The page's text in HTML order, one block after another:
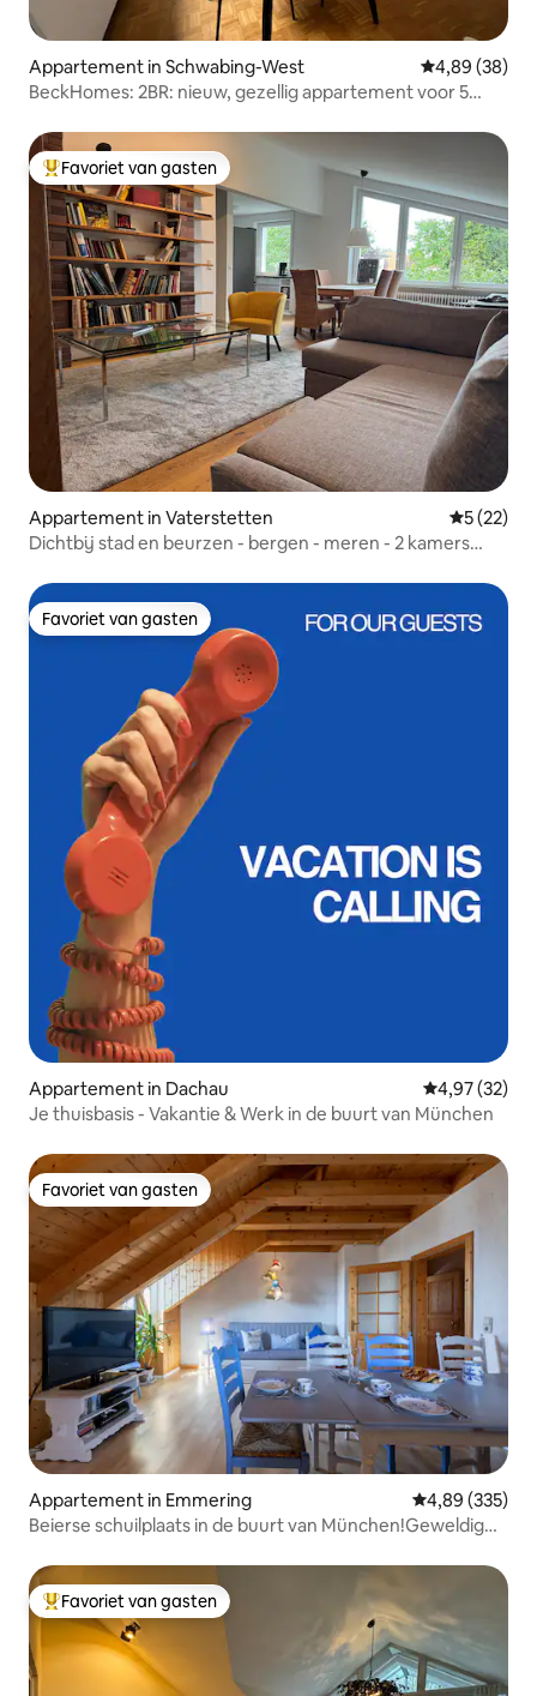
Appartement in Schwabing-West Gemiddelde
4,89 (38)
BeckHomes: 2BR: nieuw, gezellig appartement voor 5
Topfavoriet van gasten
Favoriet van gasten
Appartement in Vaterstetten
5 (22)
Dichtbij stad en beurzen - bergen - meren - 2 kamers
Favoriet van gasten
Favoriet van gasten
Appartement in Dachau Gemiddelde
4,97 (32)
Je thuisbasis - Vakantie & Werk in de buurt van München
Favoriet van gasten
Favoriet van gasten
Appartement in Emmering Gemiddelde
4,89 (335)
Beierse schuilplaats in de buurt van München!Geweldig
Topfavoriet van gasten
Favoriet van gasten